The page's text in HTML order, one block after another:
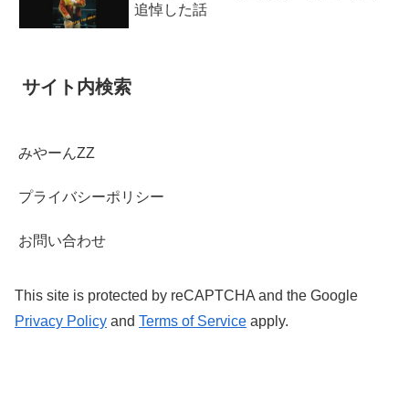
追悼した話
サイト内検索
みやーんZZ
プライバシーポリシー
お問い合わせ
This site is protected by reCAPTCHA and the Google
Privacy Policy and Terms of Service apply.